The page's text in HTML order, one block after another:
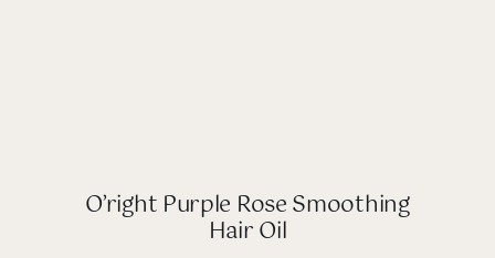
O’right Purple Rose Smoothing
Hair Oil